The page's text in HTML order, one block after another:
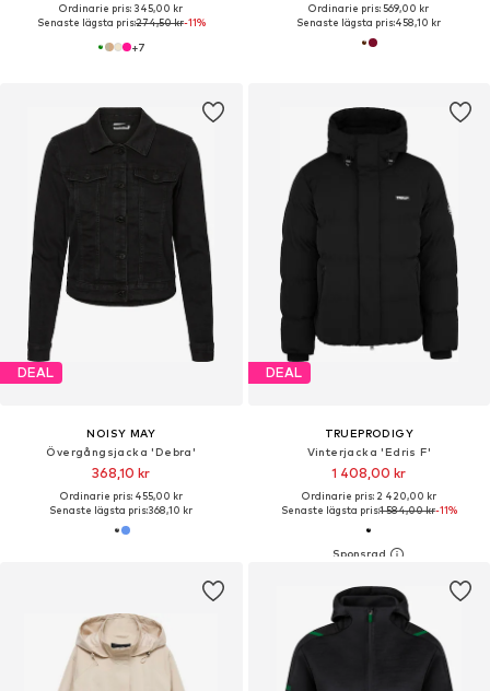
Ordinarie pris: 345,00 kr
Senaste lägsta pris:274,50 kr-11%
+7
Ordinarie pris: 569,00 kr
Senaste lägsta pris:458,10 kr
DEAL
NOISY MAY
Övergångsjacka 'Debra'
368,10 kr
Ordinarie pris: 455,00 kr
Senaste lägsta pris:368,10 kr
DEAL
TRUEPRODIGY
Vinterjacka 'Edris F'
1 408,00 kr
Ordinarie pris: 2 420,00 kr
Senaste lägsta pris:1 584,00 kr-11%